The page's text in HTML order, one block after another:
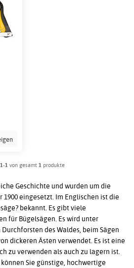
1-1 von gesamt 1 produkte
Geschichte und wurden um die
eingesetzt. Im Englischen ist die
bekannt. Es gibt viele
für Bügelsägen. Es wird unter
des Waldes, beim Sägen
dickeren Ästen verwendet. Es ist eine
zu verwenden als auch zu lagern ist.
Sie günstige, hochwertige